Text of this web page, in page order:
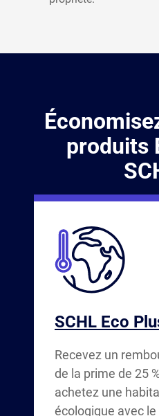
produits
SCHL Eco
Recevez un
de la prime de 25
achetez une
écologique avec